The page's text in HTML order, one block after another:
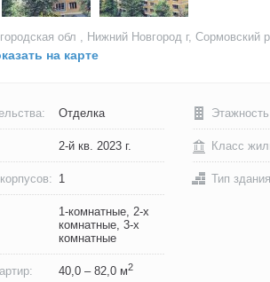
обл , Нижний Новгород г,
на карте
Отделка
2-й кв. 2023 г.
1
1-комнатные, 2-х
комнатные, 3-х
комнатные
40,0 – 82,0 м2
Этажность
Класс
Тип